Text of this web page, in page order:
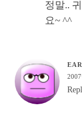
정말..
요~ ^^